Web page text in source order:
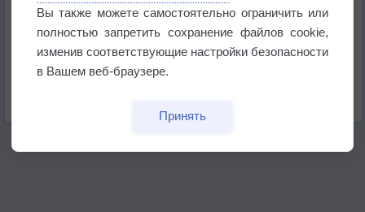
В Приморье обнаружены морские волны тепла
Изменение климата повлияло на ареал обитания
Вы также можете самостоятельно ограничить или
полностью запретить сохранение файлов cookie,
изменив соответствующие настройки безопасности
в Вашем веб-браузере.
Принять